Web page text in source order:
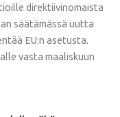
direktiivinomaista
säätämässä uutta
EU:n asetusta.
vasta maaliskuun